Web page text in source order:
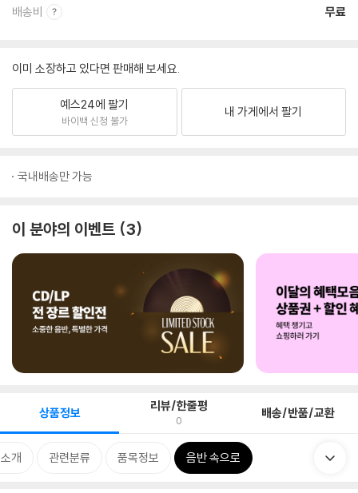
배송비 무료
이미 소장하고 있다면 판매해 보세요.
예스24에 팔기
바이백 신청 불가
내 가게에서 팔기
국내배송만 가능
이 분야의 이벤트 3
상품정보 리뷰/한줄평
0 배송/반품/교환
개 관련분류 품목정보 음반 속으로